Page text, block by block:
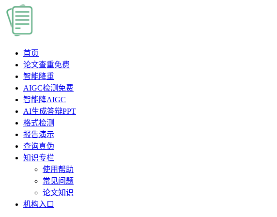
首页
论文查重免费
智能降重
AIGC检测 免费
智能降AIGC
AI生成答辩PPT
格式检测
报告演示
查询真伪
知识专栏
使用帮助
常见问题
论文知识
机构入口